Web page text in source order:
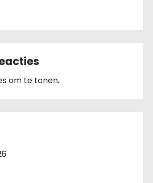
om te tonen.